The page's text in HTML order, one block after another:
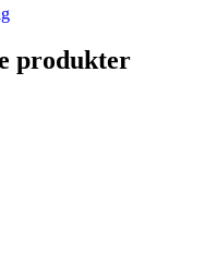
produkter